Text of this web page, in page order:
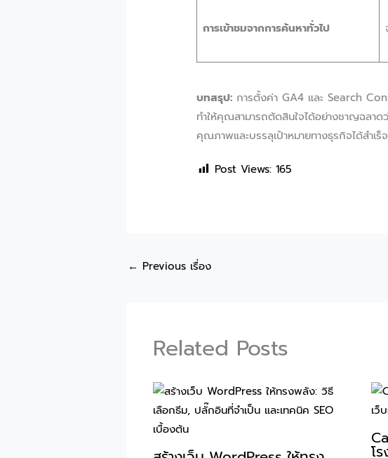
การเข้าชมจากการค้นหาทั่วไป
บทสรุป: การตั้งค่า GA4 และ Search
ทำให้คุณสามารถตัดสินใจได้อย่างชาญฉลา
คุณภาพและบรรลุเป้าหมายทางธุรกิจได้สำเร็จ
Post Views: 165
← Previous เรื่อง
Related Posts
โ